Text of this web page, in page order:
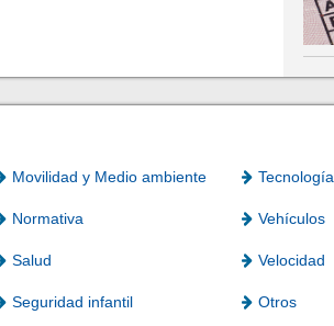
Movilidad y Medio ambiente Tecnología
Normativa Vehículos
Salud Velocidad
Seguridad infantil Otros